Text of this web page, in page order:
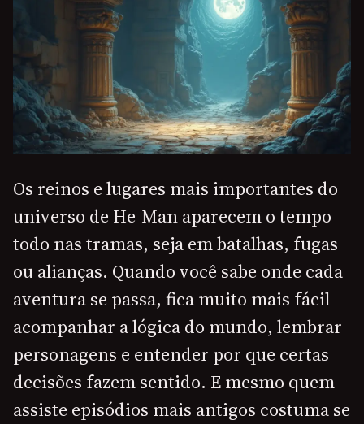
Os reinos e lugares mais importantes do
universo de He-Man aparecem o tempo
todo nas tramas, seja em batalhas, fugas
ou alianças. Quando você sabe onde cada
aventura se passa, fica muito mais fácil
acompanhar a lógica do mundo, lembrar
personagens e entender por que certas
decisões fazem sentido. E mesmo quem
assiste episódios mais antigos costuma se